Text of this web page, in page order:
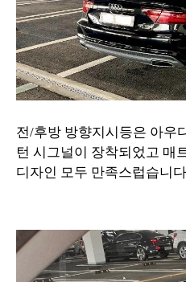
전/후방 방향지시등은 아우
턴 시그널이 장착되었고 매
디자인 모두 만족스럽습니